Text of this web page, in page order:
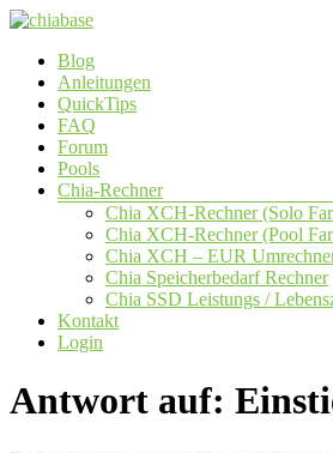
Zum
springen
chiabase
CHIA
Info-
Community
Seite
Menü
Blog
Anleitungen
QuickTips
FAQ
Forum
Pools
Chia-Rechner
Chia XCH-Rechner (Solo
Chia XCH-Rechner (Pool
Chia XCH – EUR
Chia Speicherbedarf Rechner
Chia SSD Leistungs /
Kontakt
Login
Antwort auf: